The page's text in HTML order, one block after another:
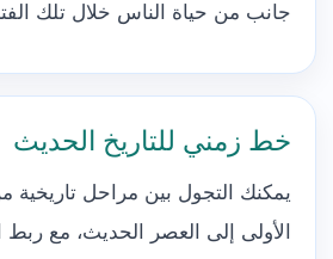
جانب من حياة الناس خلال تلك
خط زمني للتاريخ الحديث
يمكنك التجول بين مراحل تاريخية
الأولى إلى العصر الحديث، مع ربط